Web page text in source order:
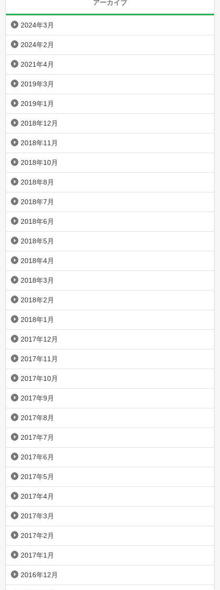
アーカイブ
2024年3月
2024年2月
2021年4月
2019年3月
2019年1月
2018年12月
2018年11月
2018年10月
2018年8月
2018年7月
2018年6月
2018年5月
2018年4月
2018年3月
2018年2月
2018年1月
2017年12月
2017年11月
2017年10月
2017年9月
2017年8月
2017年7月
2017年6月
2017年5月
2017年4月
2017年3月
2017年2月
2017年1月
2016年12月